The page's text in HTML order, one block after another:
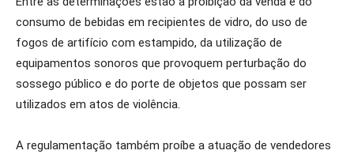
consumo de bebidas em recipientes de vidro, do uso de
fogos de artifício com estampido, da utilização de
equipamentos sonoros que provoquem perturbação do
sossego público e do porte de objetos que possam ser
utilizados em atos de violência.
A regulamentação também proíbe a atuação de vendedores